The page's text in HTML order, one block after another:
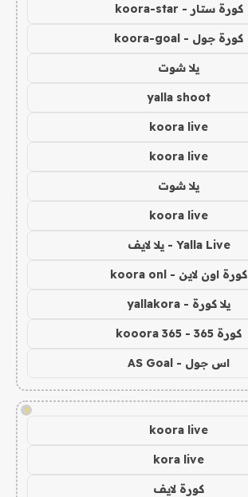
كورة ستار - koora-star
كورة جول - koora-goal
يلا شوت
yalla shoot
koora live
koora live
يلا شوت
koora live
Yalla Live - يلا لايف
كورة اون لاين - koora onl
يلا كورة - yallakora
كورة 365 - kooora 365
اس جول - AS Goal
!
koora live
kora live
كورة لايف